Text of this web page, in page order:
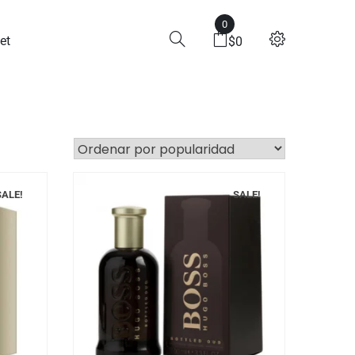
0
$0
SALE!